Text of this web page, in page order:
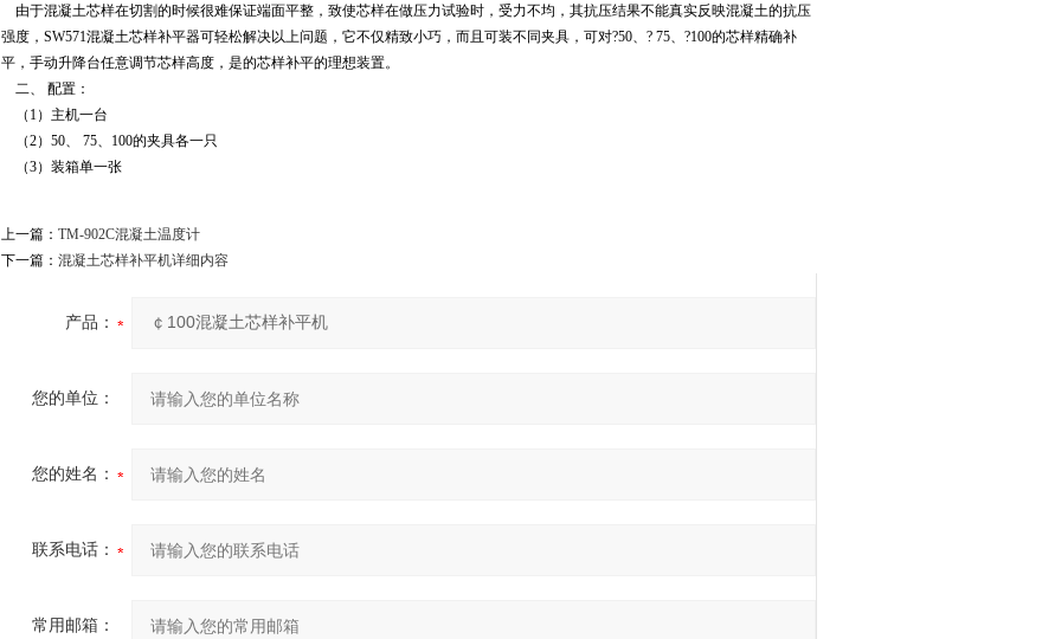
由于混凝土芯样在切割的时候很难保证端面平整，致使芯样在做压力试验时，受力不均，其抗压结果不能真实反映混凝土的抗压
强度，SW571混凝土芯样补平器可轻松解决以上问题，它不仅精致小巧，而且可装不同夹具，可对?50、? 75、?100的芯样精确补
平，手动升降台任意调节芯样高度，是的芯样补平的理想装置。
二、
配置：
（1）主机一台
（2）50、 75、100的夹具各一只
（3）装箱单一张
上一篇： TM-902C混凝土温度计
下一篇： 混凝土芯样补平机详细内容
产品：
您的单位：
您的姓名：
联系电话：
常用邮箱：